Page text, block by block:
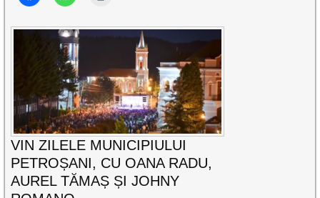
VIN ZILELE MUNICIPIULUI
PETROȘANI, CU OANA RADU,
AUREL TĂMAȘ ȘI JOHNY